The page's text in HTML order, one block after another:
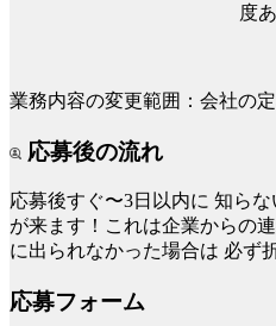
度
業務内容の変更範囲：会社の
応募後の流れ
応募後すぐ〜3日以内に 知らな
が来ます！これは企業からの
に出られなかった場合は 必ず
応募フォーム